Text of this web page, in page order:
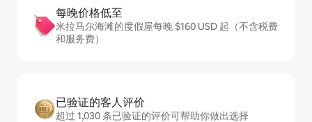
每晚价格低至
米拉马尔海滩的度假屋每晚 $160 USD 起（不含税费
和服务费）
已验证的客人评价
超过 1,030 条已验证的评价可帮助你做出选择